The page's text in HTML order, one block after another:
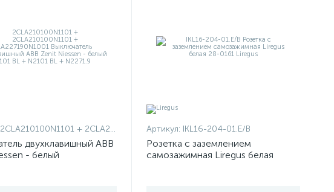
2CLA210100N1101 + 2CLA210100N1101 + 2CLA227190N1001
двухклавишный ABB
- белый
Артикул: IKL16-204-01.E/B
Розетка с заземлением
самозажимная Liregus белая